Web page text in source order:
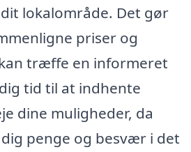
lokalområde. Det gør
priser og
træffe en informeret
tid til at indhente
dine muligheder, da
penge og besvær i det